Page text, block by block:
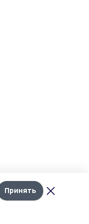
Лента
новостей
Принять